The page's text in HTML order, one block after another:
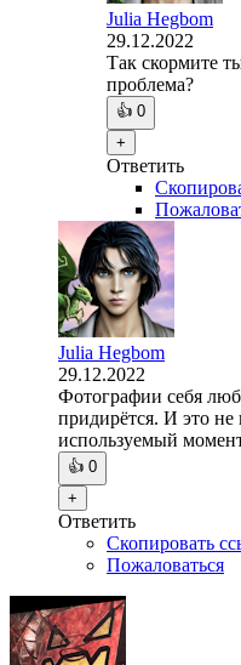
Julia Hegbom
29.12.2022
Так скормите
проблема?
👍 0
+
Ответить
Julia Hegbom
29.12.2022
Фотографии себя
придирётся. И это не
используемый
👍 0
+
Ответить
Скопировать
Пожаловаться